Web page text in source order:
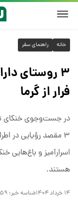
خانه راهنمای سفر
۳ روستای
فرار از گرما
در جست‌وجوی خنکای
۳ مقصد رؤیایی در
اسرارآمیز و باغ‌هایی
هستند.
۱۴ خرداد ۱۴۰۴ شناسه خبر: